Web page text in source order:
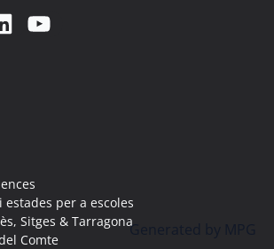
Empreses Alàs i Cerc
Alàs i Cerc
i Cerc
Empreses Albagés
Albagés
Empreses Albatàrrec
Albatàrrec
YouTube
per a escoles
Sitges & Tarragona
Comte
Generated by